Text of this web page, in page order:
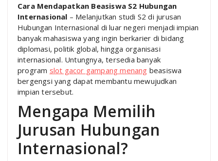
Cara Mendapatkan Beasiswa S2 Hubungan
Internasional – Melanjutkan studi S2 di jurusan
Hubungan Internasional di luar negeri menjadi impian
banyak mahasiswa yang ingin berkarier di bidang
diplomasi, politik global, hingga organisasi
internasional. Untungnya, tersedia banyak
program slot gacor gampang menang beasiswa
bergengsi yang dapat membantu mewujudkan
impian tersebut.
Mengapa Memilih
Jurusan Hubungan
Internasional?